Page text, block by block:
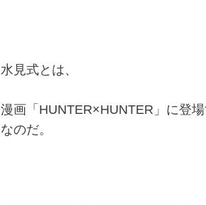
水見式とは、
漫画「HUNTER×HUNTER」に登
なのだ。